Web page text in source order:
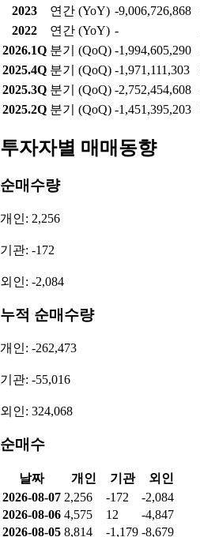
2023
연간 (YoY) -9,006,726,868
2022
연간 (YoY) -
2026.1Q 분기 (QoQ) -1,994,605,290
2025.4Q 분기 (QoQ) -1,971,111,303
2025.3Q 분기 (QoQ) -2,752,454,608
2025.2Q 분기 (QoQ) -1,451,395,203
투자자별 매매동향
순매수량
개인: 2,256
기관: -172
외인: -2,084
누적 순매수량
개인: -262,473
기관: -55,016
외인: 324,068
순매수
날짜 개인 기관
외인
2026-08-07 2,256 -172
-2,084
2026-08-06 4,575 12
-4,847
2026-08-05 8,814 -1,179 -8,679